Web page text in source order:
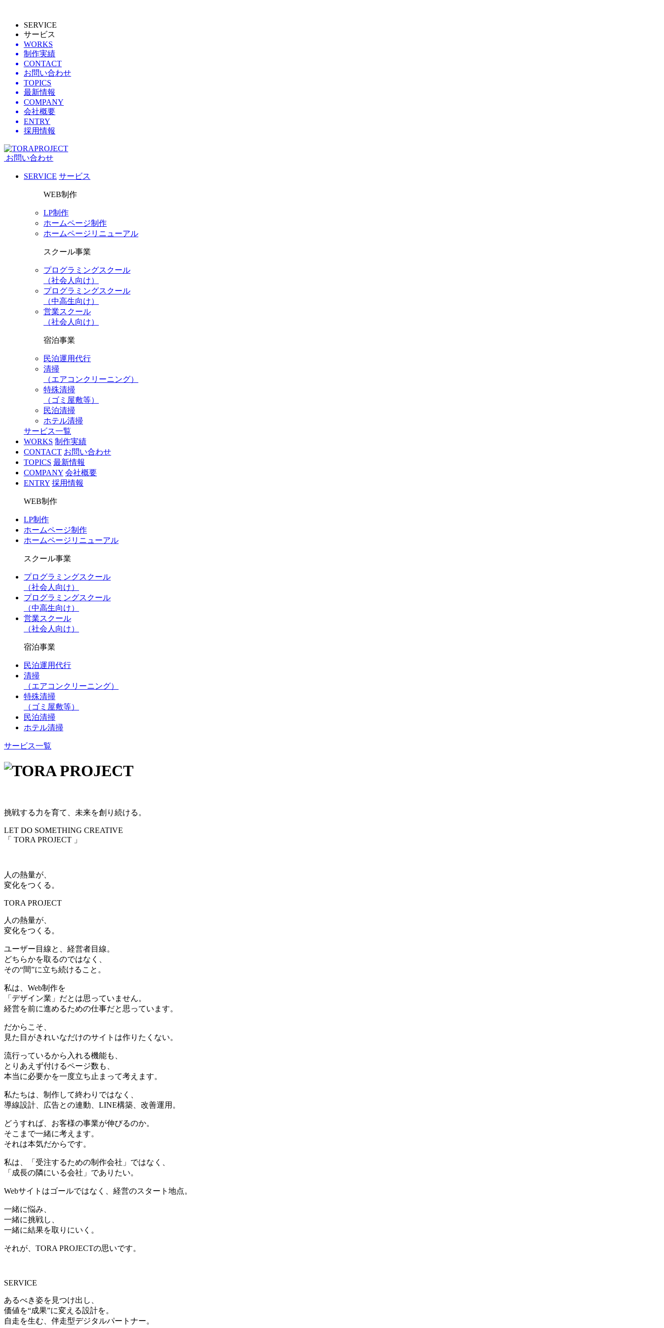
SERVICE
サービス
WORKS
制作実績
CONTACT
お問い合わせ
TOPICS
最新情報
COMPANY
会社概要
ENTRY
採用情報
お問い合わせ
SERVICE サービス
WEB制作
LP制作
ホームページ制作
ホームページリニューアル
スクール事業
プログラミングスクール
（社会人向け）
プログラミングスクール
（中高生向け）
営業スクール
（社会人向け）
宿泊事業
民泊運用代行
清掃
（エアコンクリーニング）
特殊清掃
（ゴミ屋敷等）
民泊清掃
ホテル清掃
サービス一覧
WORKS 制作実績
CONTACT お問い合わせ
TOPICS 最新情報
COMPANY 会社概要
ENTRY 採用情報
WEB制作
LP制作
ホームページ制作
ホームページリニューアル
スクール事業
プログラミングスクール
（社会人向け）
プログラミングスクール
（中高生向け）
営業スクール
（社会人向け）
宿泊事業
民泊運用代行
清掃
（エアコンクリーニング）
特殊清掃
（ゴミ屋敷等）
民泊清掃
ホテル清掃
サービス一覧
挑戦する力を育て、未来を創り続ける。
LET DO SOMETHING CREATIVE
「 TORA PROJECT 」
人の熱量が、
変化をつくる。
TORA PROJECT
人の熱量が、
変化をつくる。
ユーザー目線と、経営者目線。
どちらかを取るのではなく、
その“間”に立ち続けること。
私は、Web制作を
「デザイン業」だとは思っていません。
経営を前に進めるための仕事だと思っています。
だからこそ、
見た目がきれいなだけのサイトは作りたくない。
流行っているから入れる機能も、
とりあえず付けるページ数も、
本当に必要かを一度立ち止まって考えます。
私たちは、制作して終わりではなく、
導線設計、広告との連動、LINE構築、改善運用。
どうすれば、お客様の事業が伸びるのか。
そこまで一緒に考えます。
それは本気だからです。
私は、「受注するための制作会社」ではなく、
「成長の隣にいる会社」でありたい。
Webサイトはゴールではなく、経営のスタート地点。
一緒に悩み、
一緒に挑戦し、
一緒に結果を取りにいく。
それが、TORA PROJECTの思いです。
SERVICE
あるべき姿を見つけ出し、
価値を“成果”に変える設計を。
自走を生む、伴走型デジタルパートナー。